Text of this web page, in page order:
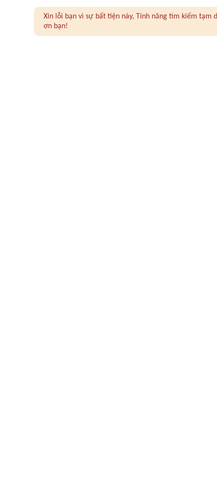
Xin lỗi bạn vì sự bất tiện này, Tính năng tìm kiếm
ơn bạn!